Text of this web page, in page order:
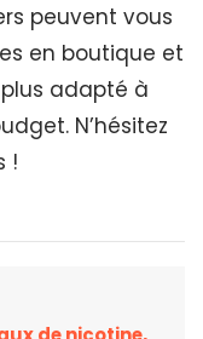
peuvent vous
en boutique et
adapté à
N’hésitez
!